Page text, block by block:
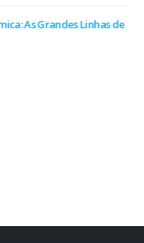
As Grandes Linhas de